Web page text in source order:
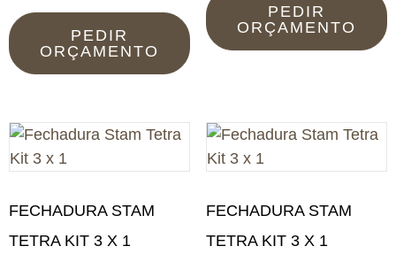
PEDIR
ORÇAMENTO
PEDIR
ORÇAMENTO
FECHADURA STAM
TETRA KIT 3 X 1
FECHADURA STAM
TETRA KIT 3 X 1